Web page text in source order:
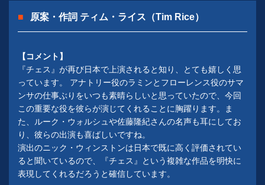
原案・作詞 ティム・ライス（Tim Rice）
【コメント】
『チェス』が再び日本で上演されると知り、とても嬉しく思
っています。 アナトリー役のラミンとフローレンス役のサマ
ンサの仕事ぶりをいつも素晴らしいと思っていたので、今回
この重要な役を彼らが演じてくれることに胸躍ります。ま
た、ルーク・ウォルシュや佐藤隆紀さんの名声も耳にしてお
り、彼らの出演も喜ばしいですね。
演出のニック・ウィンストンは日本で既に高く評価されてい
ると聞いているので、『チェス』という複雑な作品を明快に
表現してくれるだろうと確信しています。